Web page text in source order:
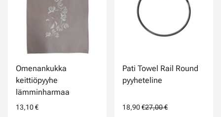
Omenankukka
keittiöpyyhe
lämminharmaa
13,10 €
Pati Towel Rail Round
pyyheteline
18,90 €27,00 €